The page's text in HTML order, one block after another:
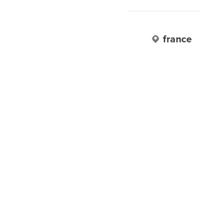
france